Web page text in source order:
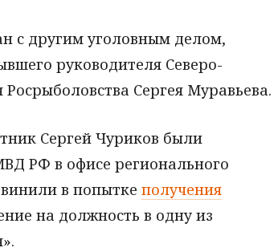
с другим уголовным делом,
руководителя Северо-
Сергея Муравьева.
Сергей Чуриков были
РФ в офисе регионального
в попытке получения
на должность в одну из